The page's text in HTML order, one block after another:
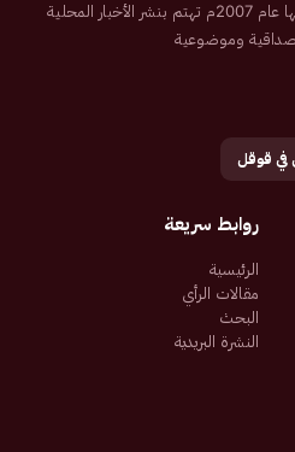
صحيفة إلكترونية سعودية تم تأسيسها عام 2007م تهتم بنشر الأخبار المحلية
وموضوعية
قوقل
روابط سريعة
الرئيسية
مقالات الرأي
البحث
النشرة البريدية